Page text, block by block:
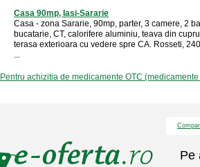
Casa 90mp, Iasi-Sararie
Casa - zona Sararie, 90mp, parter, 3 camere, 2
bucatarie, CT, calorifere aluminiu, teava din
terasa exterioara cu vedere spre CA. Rosseti,
...
Pentru achizitia de medicamente OTC
Pe